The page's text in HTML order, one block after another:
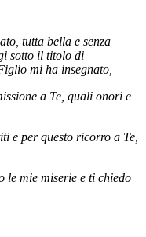
tutta bella e senza
sotto il titolo di
mi ha insegnato,
a Te, quali onori e
e per questo ricorro a Te,
le mie miserie e ti chiedo